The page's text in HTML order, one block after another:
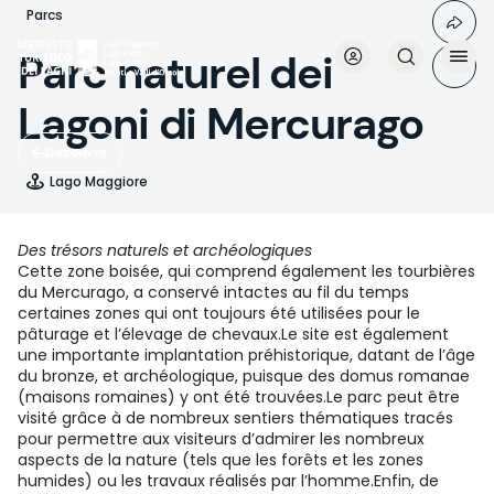
Aller
contenu
principal
Découvrir
Parcs
Parc naturel dei
Lagoni di Mercurago
Lago Maggiore
Des trésors naturels et archéologiques
Cette zone boisée, qui comprend également les tourbières
du Mercurago, a conservé intactes au fil du temps
certaines zones qui ont toujours été utilisées pour le
pâturage et l’élevage de chevaux.Le site est également
une importante implantation préhistorique, datant de l’âge
du bronze, et archéologique, puisque des domus romanae
(maisons romaines) y ont été trouvées.Le parc peut être
visité grâce à de nombreux sentiers thématiques tracés
pour permettre aux visiteurs d’admirer les nombreux
aspects de la nature (tels que les forêts et les zones
humides) ou les travaux réalisés par l’homme.Enfin, de